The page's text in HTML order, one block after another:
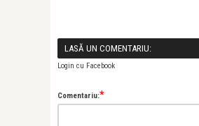
LASĂ UN COMENTARIU:
Login cu Facebook
Comentariu:*